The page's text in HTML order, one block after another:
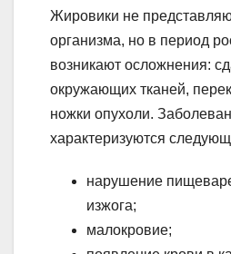
Жировики не
организма, но в период
возникают осложнения:
окружающих тканей,
ножки опухоли.
характеризуются
нарушение
изжога;
малокровие;